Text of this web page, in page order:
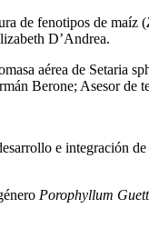
de fenotipos de maíz (
D’Andrea.
aérea de Setaria
Berone; Asesor de
e integración
Porophyllum Guett